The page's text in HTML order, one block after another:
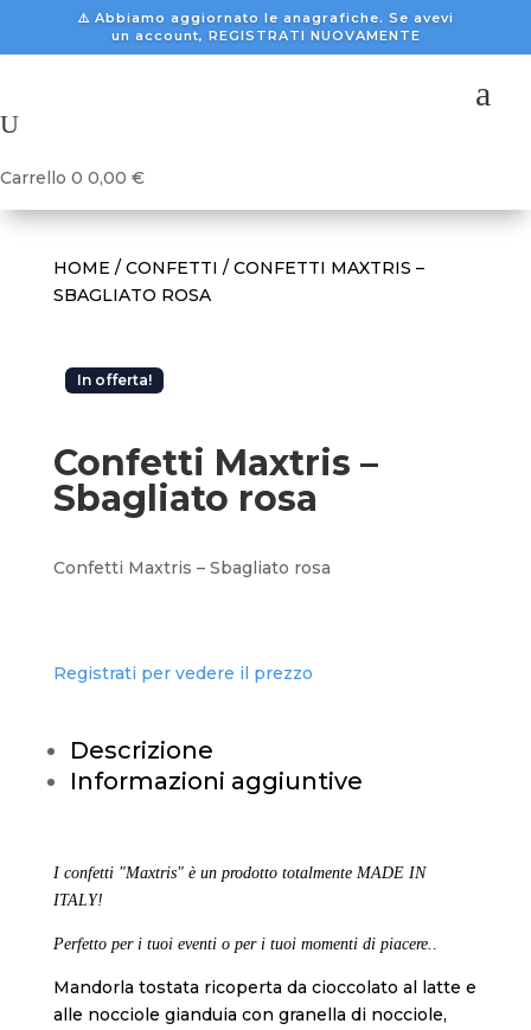
⚠️ Abbiamo aggiornato le anagrafiche. Se avevi
un account, REGISTRATI NUOVAMENTE
a
U
Carrello 0 0,00 €
HOME / CONFETTI / CONFETTI MAXTRIS –
SBAGLIATO ROSA
In offerta!
Confetti Maxtris –
Sbagliato rosa
Confetti Maxtris – Sbagliato rosa
Registrati per vedere il prezzo
Descrizione
Informazioni aggiuntive
I confetti "Maxtris" è un prodotto totalmente MADE IN
ITALY!
Perfetto per i tuoi eventi o per i tuoi momenti di piacere. .
Mandorla tostata ricoperta da cioccolato al latte e
alle nocciole gianduia con granella di nocciole,